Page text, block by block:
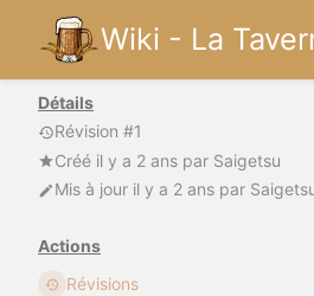
Wiki - La
Détails
Révision #1
Créé il y a 2 ans par Saigetsu
Mis à jour il y a 2 ans par
Actions
Révisions